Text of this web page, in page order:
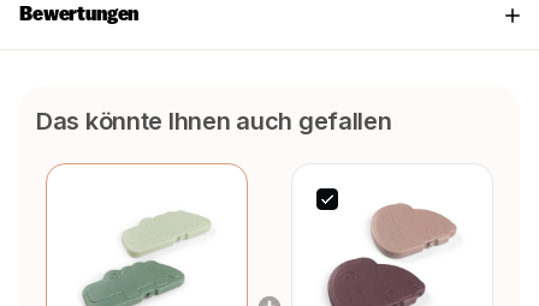
Bewertungen
Das könnte Ihnen auch gefallen